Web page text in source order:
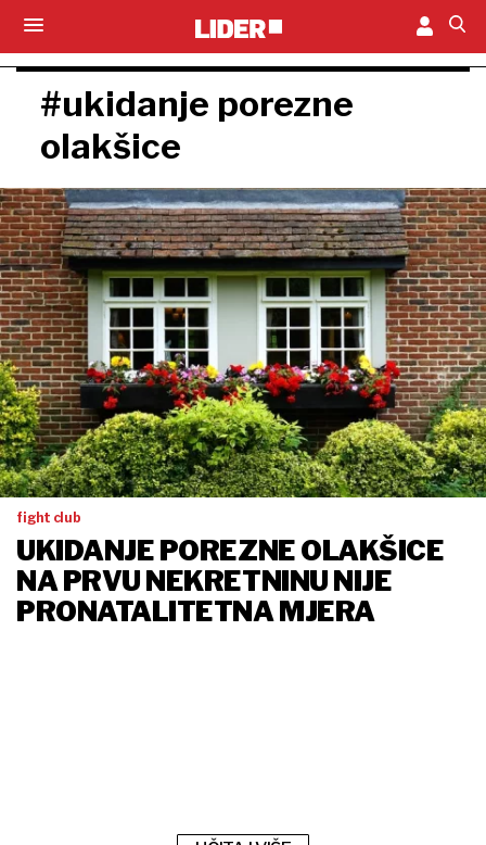
#ukidanje porezne
olakšice
fight club
UKIDANJE POREZNE OLAKŠICE
NA PRVU NEKRETNINU NIJE
PRONATALITETNA MJERA